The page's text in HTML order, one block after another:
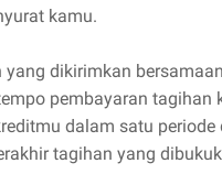
kamu.
dikirimkan
pembayaran tagihan
dalam satu periode
tagihan yang